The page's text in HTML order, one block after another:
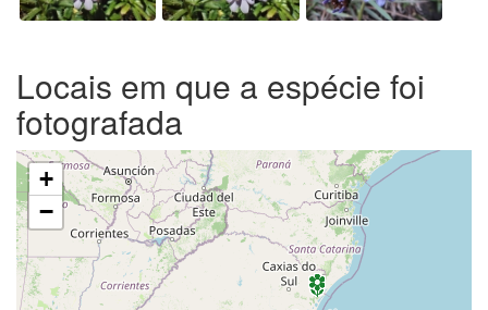
Locais em que a espécie foi
fotografada
+
−